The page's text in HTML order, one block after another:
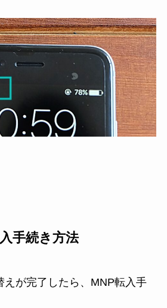
手続き方法
えが完了したら、MNP転入手